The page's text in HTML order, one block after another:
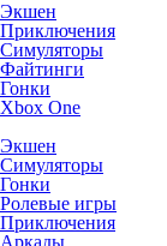
Экшен
Приключения
Симуляторы
Файтинги
Гонки
Xbox One
Экшен
Симуляторы
Гонки
Ролевые игры
Приключения
Аркады